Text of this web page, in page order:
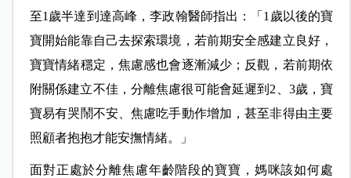
至1歲半達到達高峰，李政翰醫師指出：「1歲以後的寶
寶開始能靠自己去探索環境，若前期安全感建立良好，
寶寶情緒穩定，焦慮感也會逐漸減少；反觀，若前期依
附關係建立不佳，分離焦慮很可能會延遲到2、3歲，寶
寶易有哭鬧不安、焦慮吃手動作增加，甚至非得由主要
照顧者抱抱才能安撫情緒。」
面對正處於分離焦慮年齡階段的寶寶，媽咪該如何處